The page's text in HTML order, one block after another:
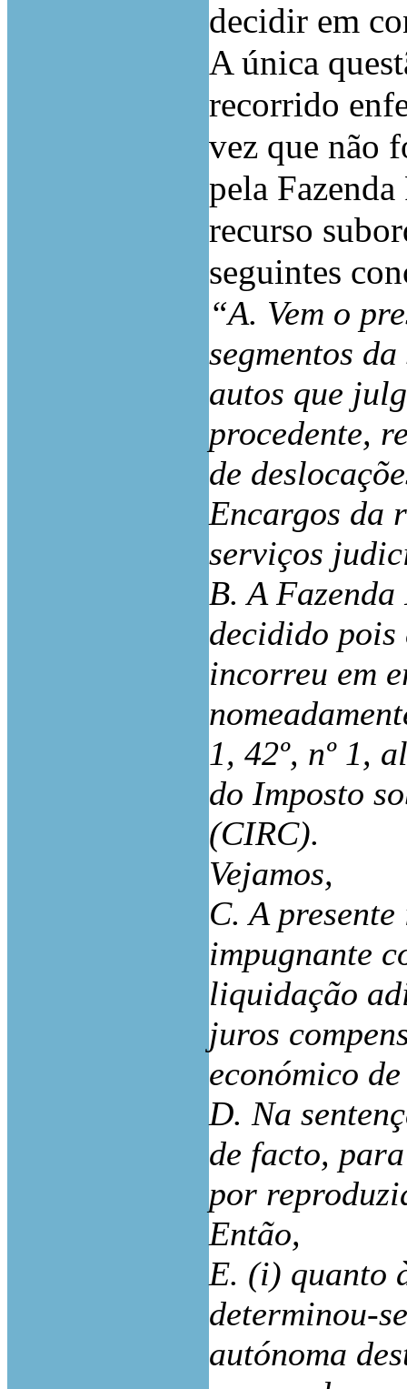
decidir em
A única
recorrido
vez que não
pela
recurso
seguintes
“A. Vem o
segmentos
autos que
procedente,
de
Encargos da
serviços
B. A
decidido pois
incorreu em
1, 42º, nº 1,
do Imposto
(CIRC).
Vejamos,
C. A
impugnante
liquidação
juros
económico
D. Na
de facto,
por
Então,
E. (i) quanto
determinou-
autónoma